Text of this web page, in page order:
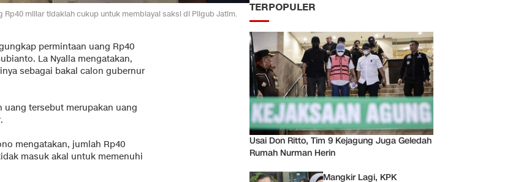
Rp40 miliar tidaklah cukup untuk membiayai saksi di Pilgub Jatim.
permintaan uang Rp40
La Nyalla mengatakan,
sebagai bakal calon gubernur
uang tersebut merupakan uang
mengatakan, jumlah Rp40
masuk akal untuk memenuhi
TERPOPULER
Usai Don Ritto, Tim 9 Kejagung Juga Geledah
Rumah Nurman Herin
Mangkir Lagi, KPK